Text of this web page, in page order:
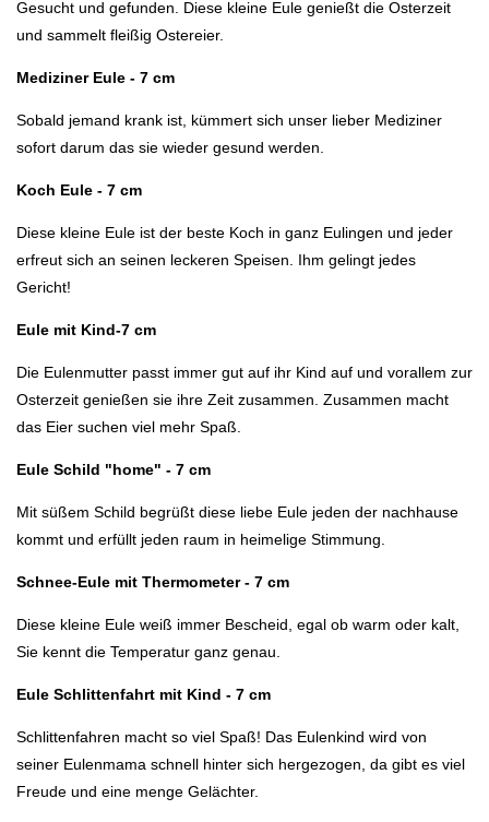
Gesucht und gefunden. Diese kleine Eule genießt die Osterzeit
und sammelt fleißig Ostereier.
Mediziner Eule - 7 cm
Sobald jemand krank ist, kümmert sich unser lieber Mediziner
sofort darum das sie wieder gesund werden.
Koch Eule - 7 cm
Diese kleine Eule ist der beste Koch in ganz Eulingen und jeder
erfreut sich an seinen leckeren Speisen. Ihm gelingt jedes
Gericht!
Eule mit Kind-7 cm
Die Eulenmutter passt immer gut auf ihr Kind auf und vorallem zur
Osterzeit genießen sie ihre Zeit zusammen. Zusammen macht
das Eier suchen viel mehr Spaß.
Eule Schild "home" - 7 cm
Mit süßem Schild begrüßt diese liebe Eule jeden der nachhause
kommt und erfüllt jeden raum in heimelige Stimmung.
Schnee-Eule mit Thermometer - 7 cm
Diese kleine Eule weiß immer Bescheid, egal ob warm oder kalt,
Sie kennt die Temperatur ganz genau.
Eule Schlittenfahrt mit Kind - 7 cm
Schlittenfahren macht so viel Spaß! Das Eulenkind wird von
seiner Eulenmama schnell hinter sich hergezogen, da gibt es viel
Freude und eine menge Gelächter.